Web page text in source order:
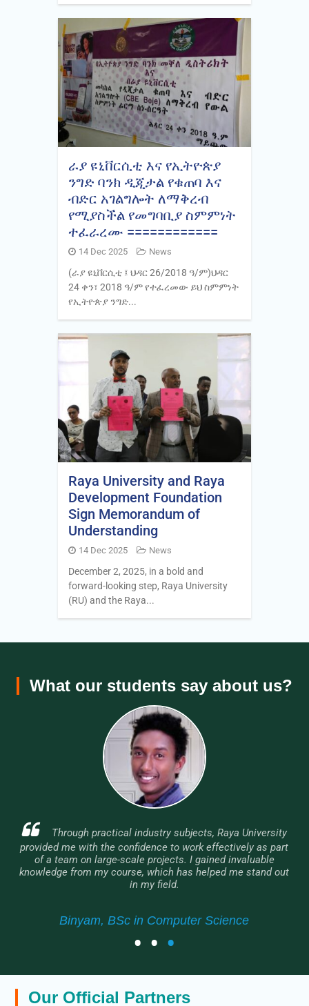
ራያ ዩኒቨርሲቲ እና የኢትዮጵያ
ንግድ ባንክ ዲጂታል የቁጠባ እና
ብድር አገልግሎት ለማቅረብ
የሚያስችል የመግባቢያ ስምምነት
ተፈራረሙ ============
14 Dec 2025 News
(ራያ ዩኒቨርሲቲ ፤ ህዳር 26/2018 ዓ/ም)ህዳር
24 ቀን፣ 2018 ዓ/ም የተፈረመው ይህ ስምምነት
የኢትዮጵያ ንግድ...
Raya University and Raya
Development Foundation
Sign Memorandum of
Understanding
14 Dec 2025 News
December 2, 2025, in a bold and
forward-looking step, Raya University
(RU) and the Raya...
What our students say about us?
• • •
The course is highly practical, allowing students to
engage with real projects. Observing Raya University
graduates successfully working in the industry has
motivated me to work harder and develop my career. I am
eager to graduate and apply my skills in a professional